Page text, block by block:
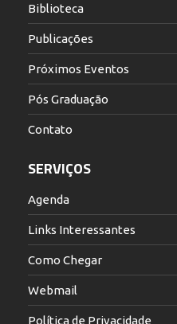
Biblioteca
Publicações
Próximos Eventos
Pós Graduação
Contato
SERVIÇOS
Agenda
Links Interessantes
Como Chegar
Webmail
Política de Privacidade